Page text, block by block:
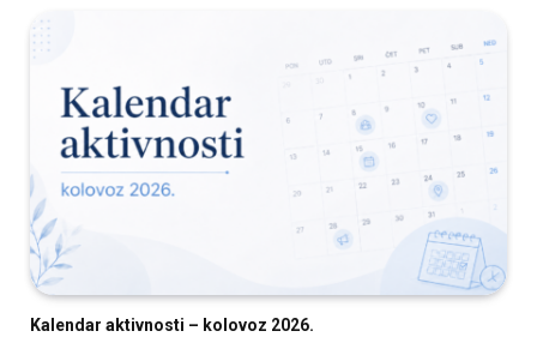
Kalendar aktivnosti – kolovoz 2026.